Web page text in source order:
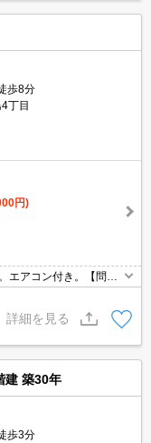
歩8分
丁目
円)
エアコン付き。【問】
まで
詳細を見る
建 築30年
歩3分